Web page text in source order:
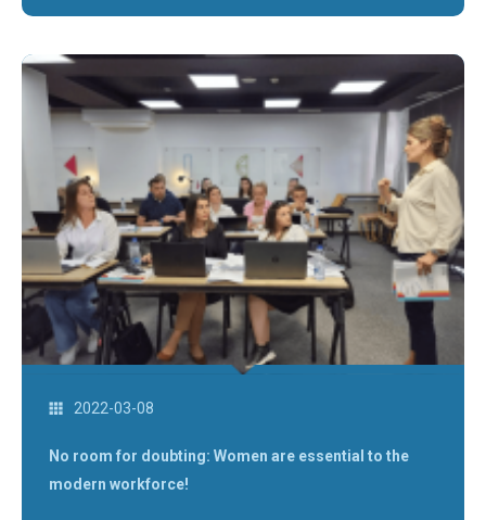
2022-03-08
No room for doubting: Women are essential to the
modern workforce!